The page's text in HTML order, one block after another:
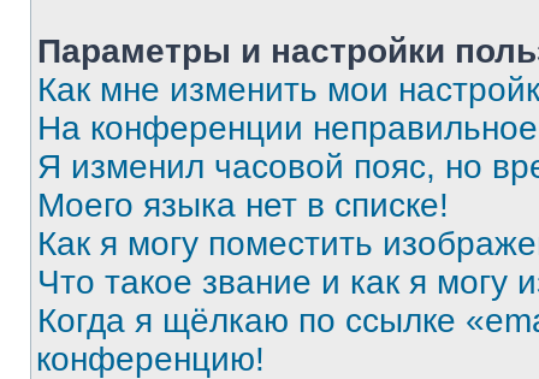
Параметры и настройки
Как мне изменить мои
На конференции
Я изменил часовой пояс, но
Моего языка нет в списке!
Как я могу поместить
Что такое звание и как я могу
Когда я щёлкаю по ссылке
конференцию!